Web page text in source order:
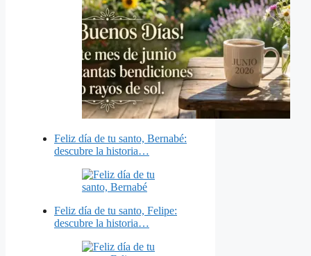
Feliz día de tu santo, Bernabé:
descubre la historia…
Feliz día de tu santo, Felipe:
descubre la historia…